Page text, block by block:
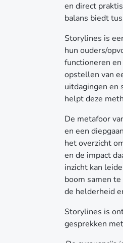
en direct
balans biedt
Storylines is
hun ouders/
functioneren
opstellen van
uitdagingen en
helpt deze
De metafoor
en een
het overzicht
en de impact
inzicht kan
boom samen
de helderheid
Storylines is
gesprekken